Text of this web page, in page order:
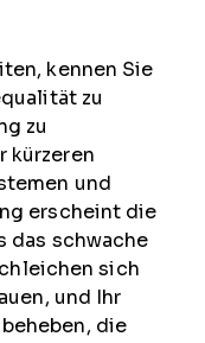
kennen Sie
zu
zu
kürzeren
und
erscheint die
das schwache
sich
und Ihr
die